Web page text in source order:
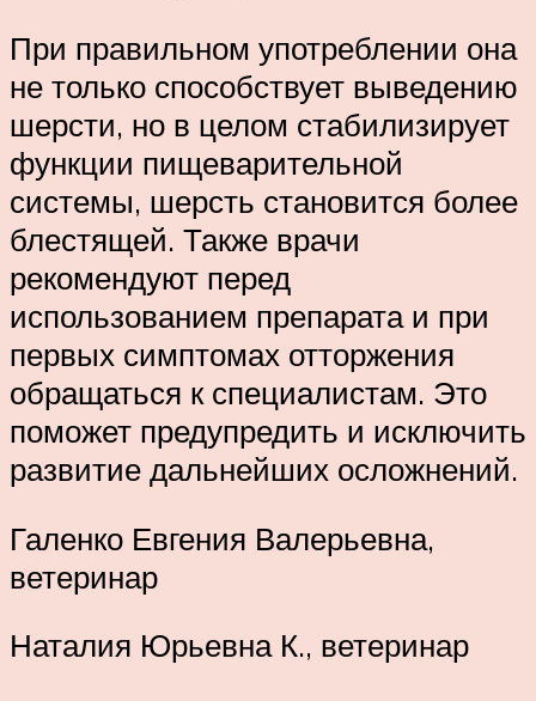
При правильном употреблении она
не только способствует выведению
шерсти, но в целом стабилизирует
функции пищеварительной
системы, шерсть становится более
блестящей. Также врачи
рекомендуют перед
использованием препарата и при
первых симптомах отторжения
обращаться к специалистам. Это
поможет предупредить и исключить
развитие дальнейших осложнений.
Галенко Евгения Валерьевна,
ветеринар
Наталия Юрьевна К., ветеринар